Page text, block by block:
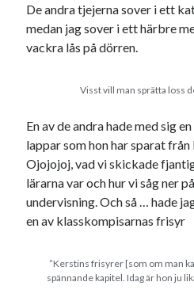
De andra tjejerna sover i ett
medan jag sover i ett härbre
vackra lås på dörren.
Visst vill man sprätta loss
En av de andra hade med sig
lappar som hon har sparat
Ojojojoj, vad vi skickade
lärarna var och hur vi såg ner
undervisning. Och så … hade
en av klasskompisarnas frisyr
”Kerstins frisyrer [som om man
spännande kapitel. Idag är hon ju